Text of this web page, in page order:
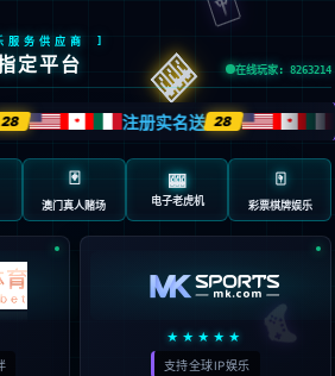
面不存在。可